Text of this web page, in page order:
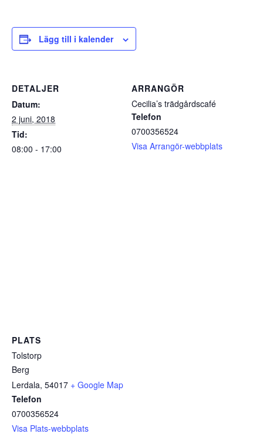
Lägg till i kalender
DETALJER
Datum:
2 juni, 2018
Tid:
08:00 - 17:00
ARRANGÖR
Cecilia’s trädgårdscafé
Telefon
0700356524
Visa Arrangör-webbplats
PLATS
Tolstorp
Berg
Lerdala, 54017 + Google Map
Telefon
0700356524
Visa Plats-webbplats